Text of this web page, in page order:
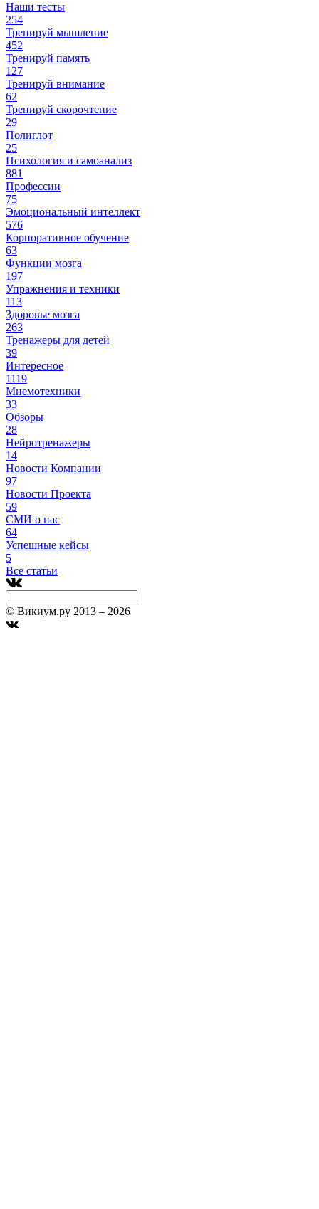
Наши тесты
254
Тренируй мышление
452
Тренируй память
127
Тренируй внимание
62
Тренируй скорочтение
29
Полиглот
25
Психология и самоанализ
881
Профессии
75
Эмоциональный интеллект
576
Корпоративное обучение
63
Функции мозга
197
Упражнения и техники
113
Здоровье мозга
263
Тренажеры для детей
39
Интересное
1119
Мнемотехники
33
Обзоры
28
Нейротренажеры
14
Новости Компании
97
Новости Проекта
59
СМИ о нас
64
Успешные кейсы
5
Все статьи
© Викиум.ру 2013 – 2026